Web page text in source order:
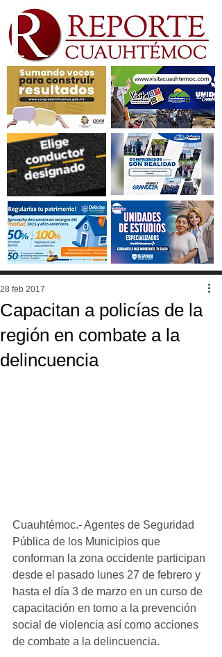
Capacitan a policías de la
región en combate a la
delincuencia
28 feb 2017
Cuauhtémoc.- Agentes de Seguridad
Pública de los Municipios que
conforman la zona occidente participan
desde el pasado lunes 27 de febrero y
hasta el día 3 de marzo en un curso de
capacitación en torno a la prevención
social de violencia así como acciones
de combate a la delincuencia.